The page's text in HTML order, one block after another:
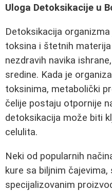
Uloga Detoksikacije u
Detoksikacija
toksina i štetnih
nezdravih navika
sredine. Kada je
toksinima, metabolički
čelije postaju otpornije
detoksikacija može biti
celulita.
Neki od popularnih
kure sa biljnim čajevima,
specijalizovanim